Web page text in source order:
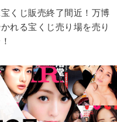
くじ販売終了間近！万博
れる宝くじ売り場を売り